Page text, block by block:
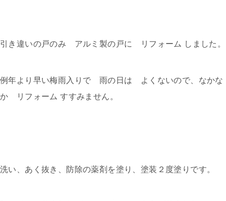
引き違いの戸のみ アルミ製の戸に リフォーム しました。
例年より早い梅雨入りで 雨の日は よくないので、なかな
か リフォーム すすみません。
洗い、あく抜き、防除の薬剤を塗り、塗装２度塗りです。